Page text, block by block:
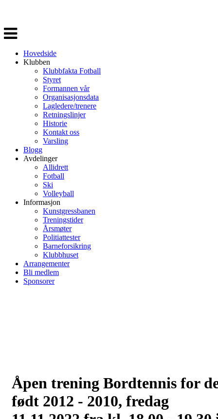
Veksle
navigasjon
Hovedside
Klubben
Klubbfakta Fotball
Styret
Formannen vår
Organisasjonsdata
Lagledere/trenere
Retningslinjer
Historie
Kontakt oss
Varsling
Blogg
Avdelinger
Allidrett
Fotball
Ski
Volleyball
Informasjon
Kunstgressbanen
Treningstider
Årsmøter
Politiattester
Barneforsikring
Klubbhuset
Arrangementer
Bli medlem
Sponsorer
Åpen trening Bordtennis for
født 2012 - 2010, fredag